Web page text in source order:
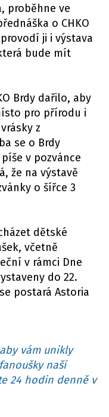
proběhne ve
o CHKO
ji i výstava
bude mít
Brdy dařilo, aby
pro přírodu i
z
se o Brdy
v pozvánce
že na výstavě
o šířce 3
dětské
včetně
v rámci Dne
do 22.
postará Astoria
vám unikly
naší
24 hodin denně v